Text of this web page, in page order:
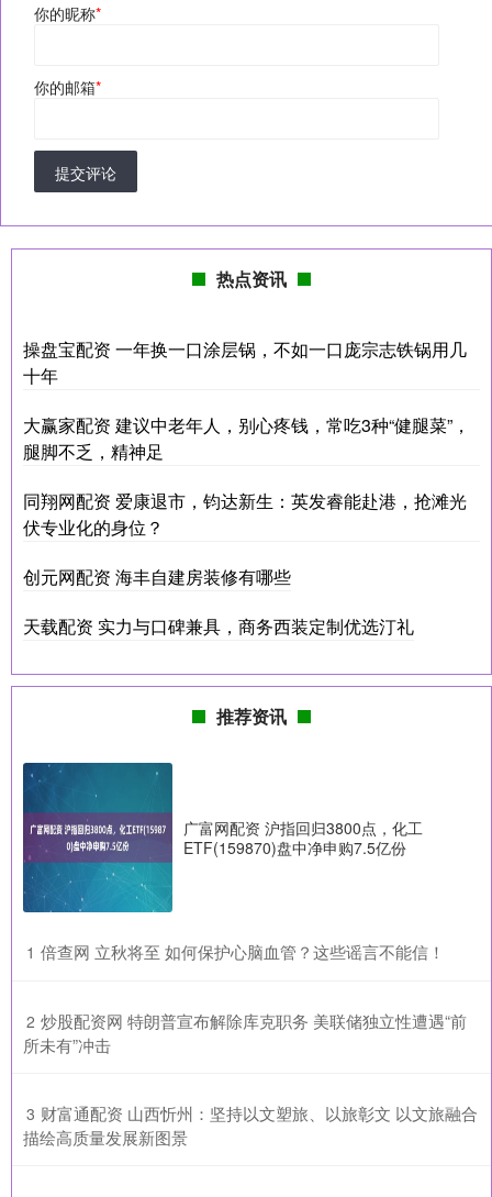
你的昵称*
你的邮箱*
提交评论
热点资讯
操盘宝配资 一年换一口涂层锅，不如一口庞宗志铁锅用几
十年
大赢家配资 建议中老年人，别心疼钱，常吃3种“健腿菜”，
腿脚不乏，精神足
同翔网配资 爱康退市，钧达新生：英发睿能赴港，抢滩光
伏专业化的身位？
创元网配资 海丰自建房装修有哪些
天载配资 实力与口碑兼具，商务西装定制优选汀礼
推荐资讯
广富网配资 沪指回归3800点，化工
ETF(159870)盘中净申购7.5亿份
1 ​倍查网 立秋将至 如何保护心脑血管？这些谣言不能信！
2 ​炒股配资网 特朗普宣布解除库克职务 美联储独立性遭遇“前
所未有”冲击
3 ​财富通配资 山西忻州：坚持以文塑旅、以旅彰文 以文旅融合
描绘高质量发展新图景